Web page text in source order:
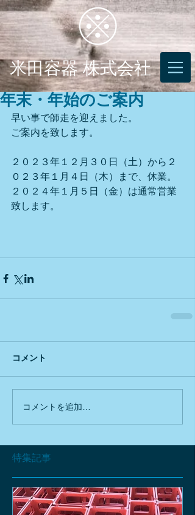
米田容器 株式会社
特集記事
年末・年始のご案内
早い事で師走を迎えました。
ご案内を致します。
２０２３年１２月３０日（土）から２
０２３年１月４日（木）まで、休業。
２０２４年１月５日（金）は通常営業
致します。
コメント
コメントを追加…